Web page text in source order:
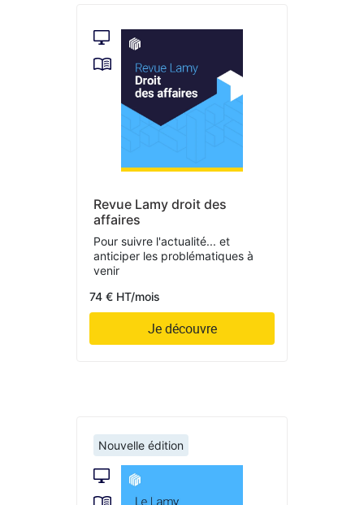
Revue Lamy droit des
affaires
Pour suivre l'actualité... et
anticiper les problématiques à
venir
74 € HT/mois
Je découvre
Nouvelle édition